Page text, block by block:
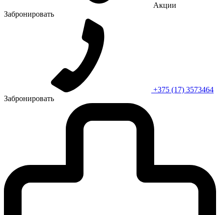
Акции
Забронировать
+375 (17) 3573464
Забронировать